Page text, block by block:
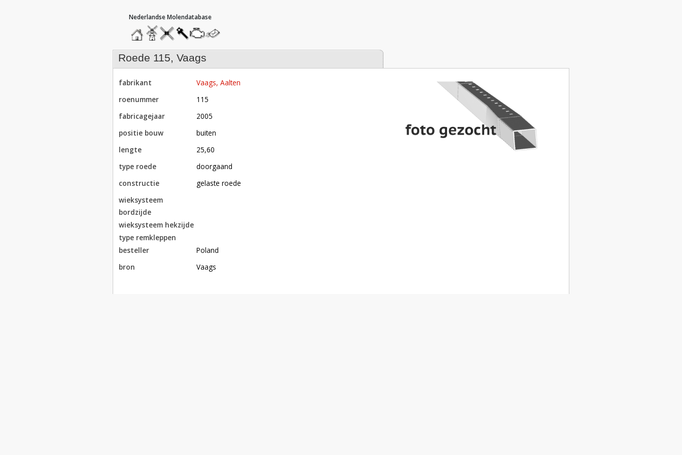
hoofdmenu
homemolendatabase
roedendatabase
assendatabase
motorendatabase
stuur
een
bericht
roede 115, Vaags
fabrikant
Vaags, Aalten
roenummer
115
fabricagejaar
2005
positie bouw
buiten
lengte
25,60
type roede
doorgaand
constructie
gelaste roede
wieksysteem
bordzijde
wieksysteem hekzijde
type remkleppen
besteller
Poland
bron